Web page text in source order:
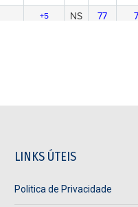
LINKS ÚTEIS
Politica de Privacidade